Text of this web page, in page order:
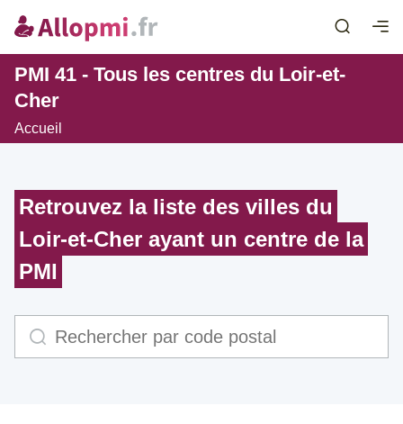
PMI 41 - Tous les centres du Loir-et-
Cher
Accueil
Retrouvez la liste des villes du
Loir-et-Cher ayant un centre de la
PMI